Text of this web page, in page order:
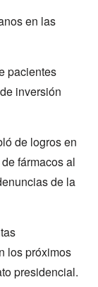
en las
pacientes
inversión
de logros en
fármacos al
de la
los próximos
presidencial.